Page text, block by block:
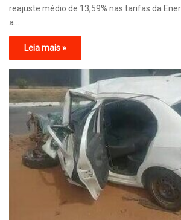
reajuste médio de 13,59% nas tarifas da
a…
Leia mais »